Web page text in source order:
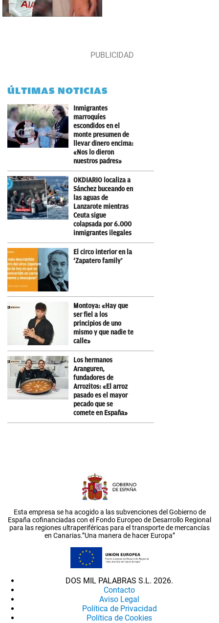
ÚLTIMAS NOTICIAS
Inmigrantes
marroquíes
escondidos en el
monte presumen de
llevar dinero encima:
«Nos lo dieron
nuestros padres»
OKDIARIO localiza a
Sánchez buceando en
las aguas de
Lanzarote mientras
Ceuta sigue
colapsada por 6.000
inmigrantes ilegales
El circo interior en la
‘Zapatero family’
Montoya: «Hay que
ser fiel a los
principios de uno
mismo y que nadie te
calle»
Los hermanos
Aranguren,
fundadores de
Arrozitos: «El arroz
pasado es el mayor
pecado que se
comete en España»
Esta empresa se ha acogido a las subvenciones del Gobierno de
España cofinanciadas con el Fondo Europeo de Desarrollo Regional
para las regiones ultraperiféricas para el transporte de mercancías
en Canarias.”Una manera de hacer Europa”
DOS MIL PALABRAS S.L. 2026.
Contacto
Aviso Legal
Política de Privacidad
Política de Cookies